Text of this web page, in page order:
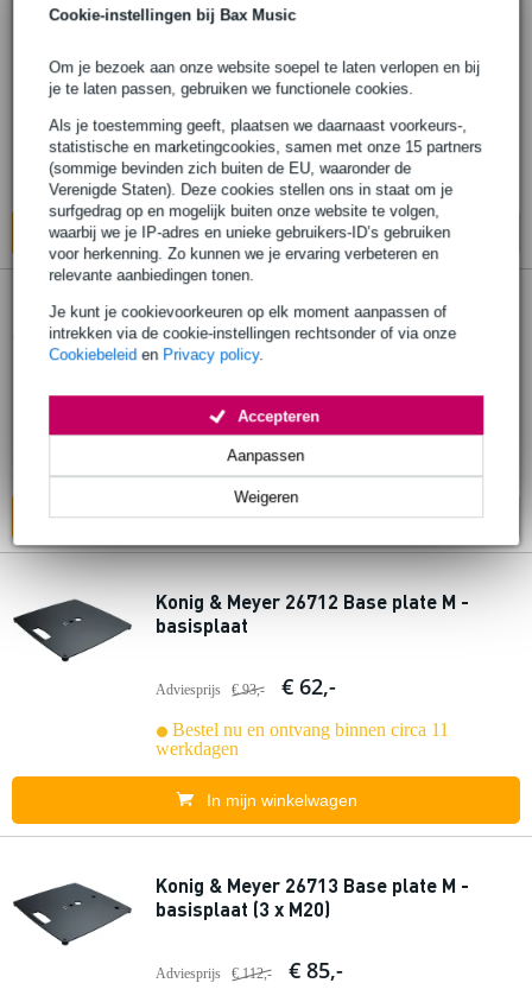
Cookie-instellingen bij Bax Music
Om je bezoek aan onze website soepel te laten verlopen en bij
je te laten passen, gebruiken we functionele cookies.
Als je toestemming geeft, plaatsen we daarnaast voorkeurs-,
statistische en marketingcookies, samen met onze 15 partners
(sommige bevinden zich buiten de EU, waaronder de
Verenigde Staten). Deze cookies stellen ons in staat om je
surfgedrag op en mogelijk buiten onze website te volgen,
waarbij we je IP-adres en unieke gebruikers-ID’s gebruiken
voor herkenning. Zo kunnen we je ervaring verbeteren en
relevante aanbiedingen tonen.
Je kunt je cookievoorkeuren op elk moment aanpassen of
intrekken via de cookie-instellingen rechtsonder of via onze
Cookiebeleid en Privacy policy.
Weigeren
Aanpassen
Accepteren
Gravity GTWB431B Square steel Touring
Touringsvoet voor Statief
Adviesprijs € 183,- € 129,-
Op voorraad bij de leverancier
In mijn winkelwagen
Konig & Meyer 26711 Base plate S -
basisplaat
€ 77,- € 59,-
Bestel nu en ontvang binnen circa 11
werkdagen
In mijn winkelwagen
Konig & Meyer 26712 Base plate M -
basisplaat
Adviesprijs € 93,- € 62,-
Bestel nu en ontvang binnen circa 11
werkdagen
In mijn winkelwagen
Konig & Meyer 26713 Base plate M -
basisplaat (3 x M20)
Adviesprijs € 112,- € 85,-